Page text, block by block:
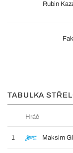
Rubin
TABULKA
Hráč
1 Maksim